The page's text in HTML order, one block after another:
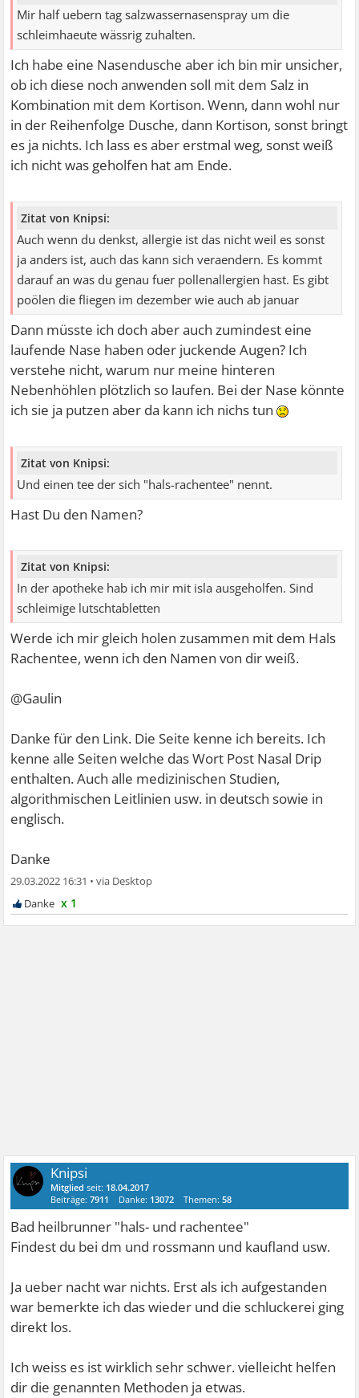
Mir half uebern tag salzwassernasenspray um die
schleimhaeute wässrig zuhalten.
Ich habe eine Nasendusche aber ich bin mir unsicher,
ob ich diese noch anwenden soll mit dem Salz in
Kombination mit dem Kortison. Wenn, dann wohl nur
in der Reihenfolge Dusche, dann Kortison, sonst bringt
es ja nichts. Ich lass es aber erstmal weg, sonst weiß
ich nicht was geholfen hat am Ende.
Zitat von Knipsi:
Auch wenn du denkst, allergie ist das nicht weil es sonst
ja anders ist, auch das kann sich veraendern. Es kommt
darauf an was du genau fuer pollenallergien hast. Es gibt
poölen die fliegen im dezember wie auch ab januar
Dann müsste ich doch aber auch zumindest eine
laufende Nase haben oder juckende Augen? Ich
verstehe nicht, warum nur meine hinteren
Nebenhöhlen plötzlich so laufen. Bei der Nase könnte
ich sie ja putzen aber da kann ich nichs tun
Zitat von Knipsi:
Und einen tee der sich "hals-rachentee" nennt.
Hast Du den Namen?
Zitat von Knipsi:
In der apotheke hab ich mir mit isla ausgeholfen. Sind
schleimige lutschtabletten
Werde ich mir gleich holen zusammen mit dem Hals
Rachentee, wenn ich den Namen von dir weiß.
@Gaulin
Danke für den Link. Die Seite kenne ich bereits. Ich
kenne alle Seiten welche das Wort Post Nasal Drip
enthalten. Auch alle medizinischen Studien,
algorithmischen Leitlinien usw. in deutsch sowie in
englisch.
Danke
29.03.2022 16:31 •
x 1
Knipsi
Mitglied seit: 18.04.2017
Beiträge:7911 Danke: 13072 Themen:58
Bad heilbrunner "hals- und rachentee"
Findest du bei dm und rossmann und kaufland usw.
Ja ueber nacht war nichts. Erst als ich aufgestanden
war bemerkte ich das wieder und die schluckerei ging
direkt los.
Ich weiss es ist wirklich sehr schwer. vielleicht helfen
dir die genannten Methoden ja etwas.